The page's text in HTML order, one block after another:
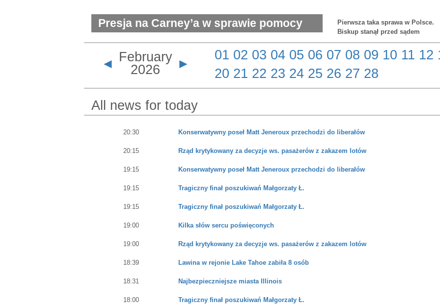
Presja na Carney’a w sprawie pomocy
dla Kuby
Pierwsza taka sprawa w Polsce.
Biskup stanął przed sądem
◄ February
2026
►
01 02 03 04 05 06 07 08 09 10 11 12
20 21 22 23 24 25 26 27 28
All news for today
20:30 Konserwatywny poseł Matt Jeneroux przechodzi do liberałów
20:15 Rząd krytykowany za decyzje ws. pasażerów z zakazem lotów
19:15 Konserwatywny poseł Matt Jeneroux przechodzi do liberałów
19:15 Tragiczny finał poszukiwań Małgorzaty Ł.
19:15 Tragiczny finał poszukiwań Małgorzaty Ł.
19:00 Kilka słów sercu poświęconych
19:00 Rząd krytykowany za decyzje ws. pasażerów z zakazem lotów
18:39 Lawina w rejonie Lake Tahoe zabiła 8 osób
18:31 Najbezpieczniejsze miasta Illinois
18:00 Tragiczny finał poszukiwań Małgorzaty Ł.